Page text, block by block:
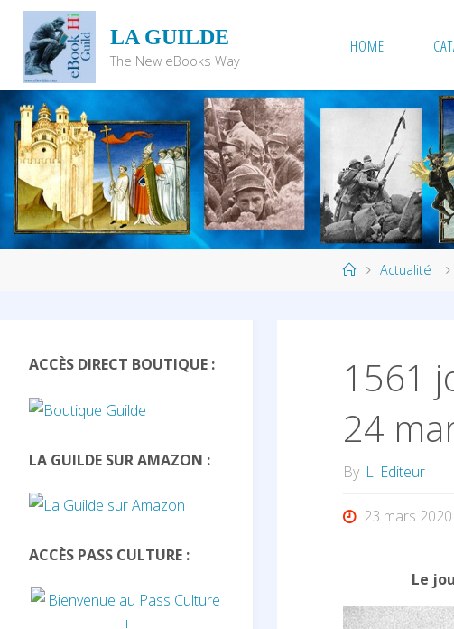
Skip
content
LA GUILDE
The New eBooks Way
HOME
HomeActualité
1561
24
By L' Editeur
23 mars 2020
Le
ACCÈS DIRECT BOUTIQUE :
LA GUILDE SUR AMAZON :
ACCÈS PASS CULTURE :